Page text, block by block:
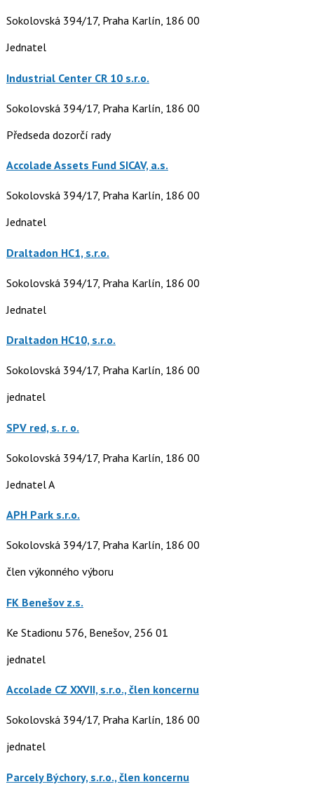
Sokolovská 394/17, Praha Karlín, 186 00
Jednatel
Industrial Center CR 10 s.r.o.
Sokolovská 394/17, Praha Karlín, 186 00
Předseda dozorčí rady
Accolade Assets Fund SICAV, a.s.
Sokolovská 394/17, Praha Karlín, 186 00
Jednatel
Draltadon HC1, s.r.o.
Sokolovská 394/17, Praha Karlín, 186 00
Jednatel
Draltadon HC10, s.r.o.
Sokolovská 394/17, Praha Karlín, 186 00
jednatel
SPV red, s. r. o.
Sokolovská 394/17, Praha Karlín, 186 00
Jednatel A
APH Park s.r.o.
Sokolovská 394/17, Praha Karlín, 186 00
člen výkonného výboru
FK Benešov z.s.
Ke Stadionu 576, Benešov, 256 01
jednatel
Accolade CZ XXVII, s.r.o., člen koncernu
Sokolovská 394/17, Praha Karlín, 186 00
jednatel
Parcely Býchory, s.r.o., člen koncernu